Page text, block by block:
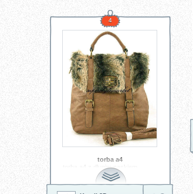
4
torba a4
torba a4 z długim paskiem